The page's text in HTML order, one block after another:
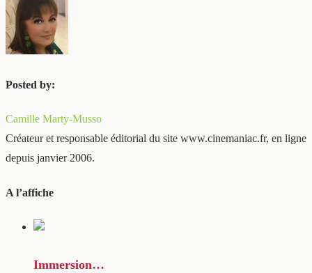
Posted by:
Camille Marty-Musso
Créateur et responsable éditorial du site www.cinemaniac.fr, en ligne
depuis janvier 2006.
A l’affiche
Immersion…